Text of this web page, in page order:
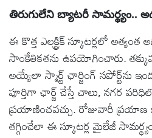
తిరుగులేని బ్యాటరీ సామర్థ్యం..
ఈ కొత్త ఎలక్ట్రిక్ స్కూటర్లలో
సాంకేతికతను ఉపయోగించారు.
అయ్యేలా స్మార్ట్ ఛార్జింగ్ సపోర్ట్‌ను
పూర్తిగా ఛార్జ్ చేస్తే చాలు, నగర
ప్రయాణించవచ్చు. రోజువారీ ప్రయాణ
తగ్గించేలా ఈ స్కూటర్ల మైలేజీ